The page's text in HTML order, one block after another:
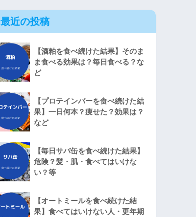
最近の投稿
【酒粕を食べ続けた結果】そのま
ま食べる効果は？毎日食べる？な
ど
【プロテインバーを食べ続けた結
果】一日何本？痩せた？効果は？
など
【毎日サバ缶を食べ続けた結果】
危険？髪・肌・食べてはいけな
い？等
【オートミールを食べ続けた結
果】食べてはいけない人・更年期